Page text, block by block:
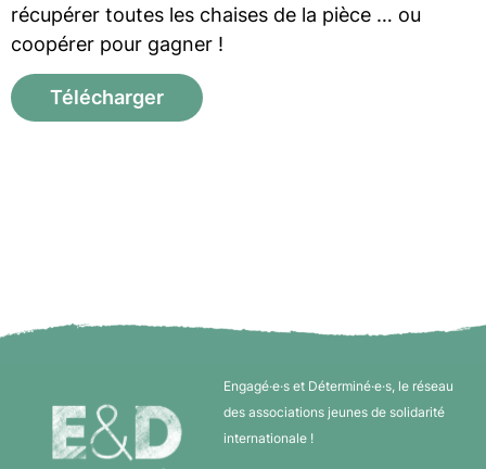
récupérer toutes les chaises de la pièce … ou
coopérer pour gagner !
Télécharger
Engagé·e·s et Déterminé·e·s, le réseau
des associations jeunes de solidarité
internationale !